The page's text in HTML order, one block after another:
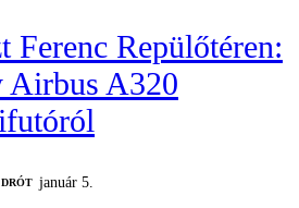
Ferenc Repülőtéren:
Airbus A320
január 5.